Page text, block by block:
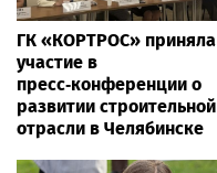
ГК «КОРТРОС» приняла
участие в
пресс‑конференции о
развитии строительной
отрасли в Челябинске